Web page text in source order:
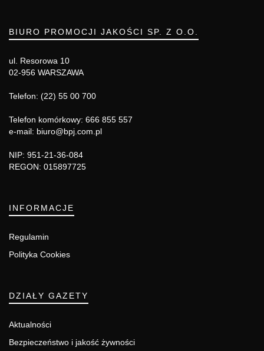
BIURO PROMOCJI JAKOŚCI SP. Z O.O.
ul. Resorowa 10
02-956 WARSZAWA
Telefon: (22) 55 00 700
Telefon komórkowy: 666 855 557
e-mail: biuro@bpj.com.pl
NIP: 951-21-36-084
REGON: 015897725
INFORMACJE
Regulamin
Polityka Cookies
DZIAŁY GAZETY
Aktualności
Bezpieczeństwo i jakość żywności